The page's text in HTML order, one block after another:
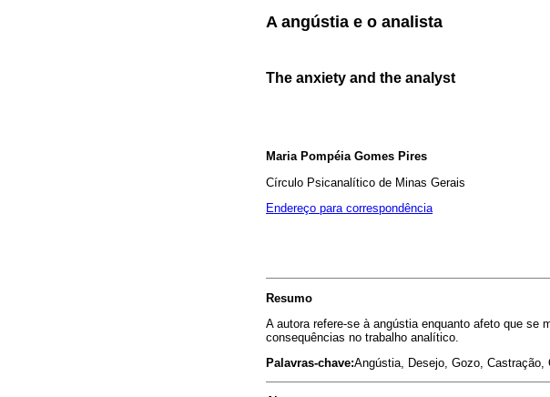
A angústia e o analista
The anxiety and the analyst
Maria Pompéia Gomes Pires
Círculo Psicanalítico de Minas Gerais
Endereço para correspondência
Resumo
A autora refere-se à angústia enquanto afeto que se
consequências no trabalho analítico.
Palavras-chave:Angústia, Desejo, Gozo, Castração,